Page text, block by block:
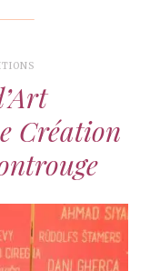
Création